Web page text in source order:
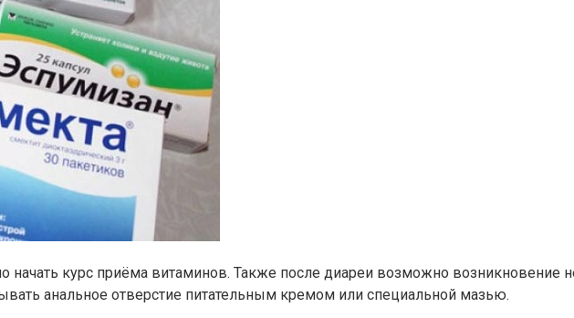
начать курс приёма витаминов. Также после диареи возможно
анальное отверстие питательным кремом или специальной мазью.